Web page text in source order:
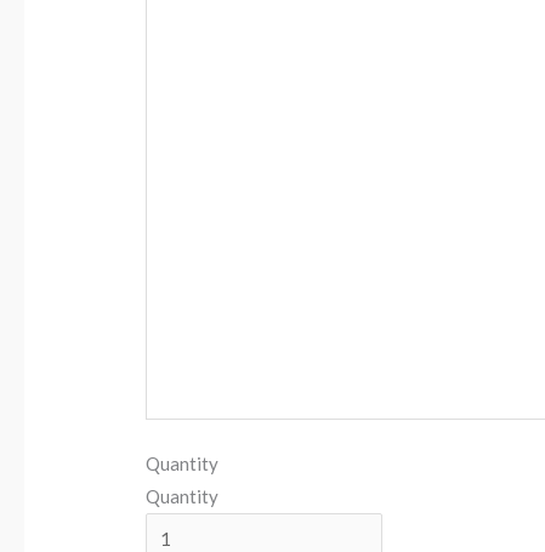
Quantity
Quantity